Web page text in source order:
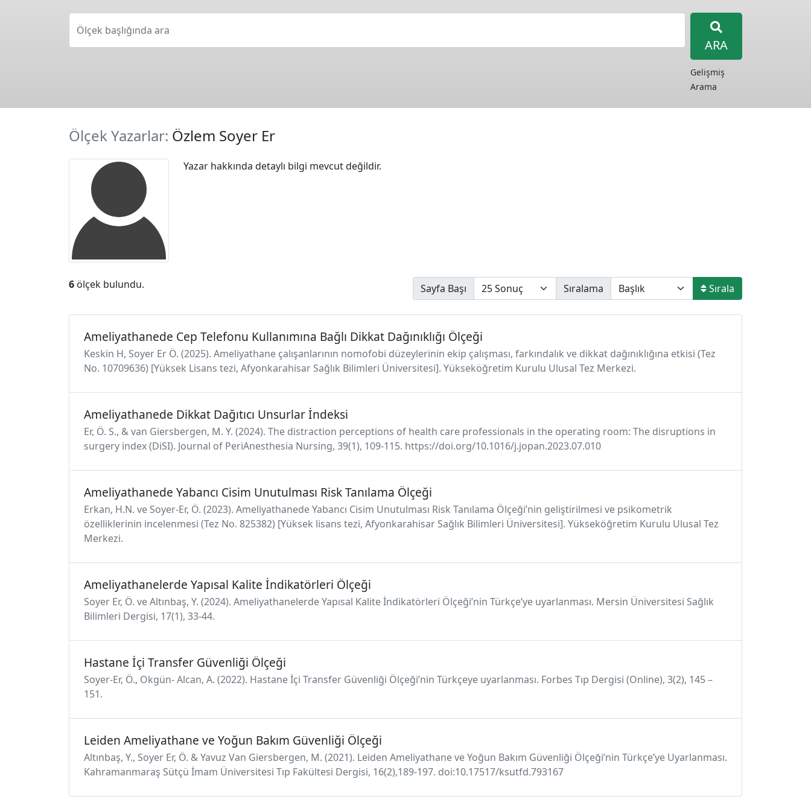
Ölçek başlığında ara
ARA
Gelişmiş
Arama
Ölçek Yazarlar: Özlem Soyer Er
Yazar hakkında detaylı bilgi mevcut değildir.
6 ölçek bulundu. Sayfa Başı Sıralama Sırala
Ameliyathanede Cep Telefonu Kullanımına Bağlı Dikkat Dağınıklığı Ölçeği
Keskin H, Soyer Er Ö. (2025). Ameliyathane çalışanlarının nomofobi düzeylerinin ekip çalışması, farkındalık ve dikkat dağınıklığına etkisi (Tez
No. 10709636) [Yüksek Lisans tezi, Afyonkarahisar Sağlık Bilimleri Üniversitesi]. Yükseköğretim Kurulu Ulusal Tez Merkezi.
Ameliyathanede Dikkat Dağıtıcı Unsurlar İndeksi
Er, Ö. S., & van Giersbergen, M. Y. (2024). The distraction perceptions of health care professionals in the operating room: The disruptions in
surgery index (DiSI). Journal of PeriAnesthesia Nursing, 39(1), 109-115. https://doi.org/10.1016/j.jopan.2023.07.010
Ameliyathanede Yabancı Cisim Unutulması Risk Tanılama Ölçeği
Erkan, H.N. ve Soyer-Er, Ö. (2023). Ameliyathanede Yabancı Cisim Unutulması Risk Tanılama Ölçeği’nin geliştirilmesi ve psikometrik
özelliklerinin incelenmesi (Tez No. 825382) [Yüksek lisans tezi, Afyonkarahisar Sağlık Bilimleri Üniversitesi]. Yükseköğretim Kurulu Ulusal Tez
Merkezi.
Ameliyathanelerde Yapısal Kalite İndikatörleri Ölçeği
Soyer Er, Ö. ve Altınbaş, Y. (2024). Ameliyathanelerde Yapısal Kalite İndikatörleri Ölçeği’nin Türkçe’ye uyarlanması. Mersin Üniversitesi Sağlık
Bilimleri Dergisi, 17(1), 33-44.
Hastane İçi Transfer Güvenliği Ölçeği
Soyer-Er, Ö., Okgün- Alcan, A. (2022). Hastane İçi Transfer Güvenliği Ölçeği’nin Türkçeye uyarlanması. Forbes Tıp Dergisi (Online), 3(2), 145 –
151.
Leiden Ameliyathane ve Yoğun Bakım Güvenliği Ölçeği
Altınbaş, Y., Soyer Er, Ö. & Yavuz Van Giersbergen, M. (2021). Leiden Ameliyathane ve Yoğun Bakım Güvenliği Ölçeği’nin Türkçe’ye Uyarlanması.
Kahramanmaraş Sütçü İmam Üniversitesi Tıp Fakültesi Dergisi, 16(2),189-197. doi:10.17517/ksutfd.793167